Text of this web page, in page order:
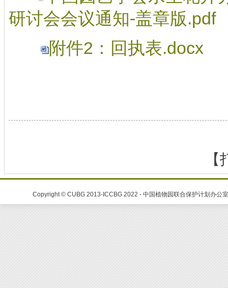
研讨会会议通知-盖章版.pdf
附件2：回执表.docx
Copyright © CUBG 2013-ICCBG 2022 - 中国植物园联合保护计划办